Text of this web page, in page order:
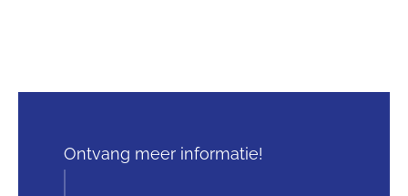
Ontvang meer informatie!